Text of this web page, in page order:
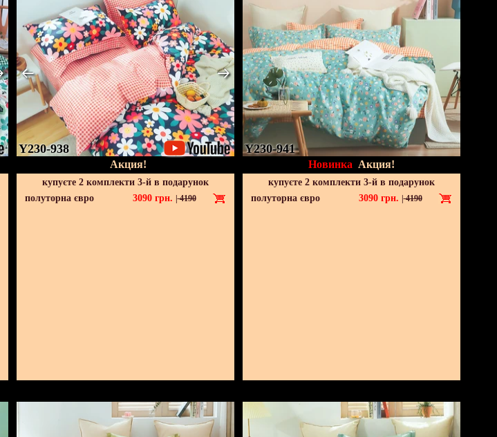
Y230-938
Акция!
купуєте 2 комплекти 3-й в подарунок
полуторна євро
3090 грн. |4190
Y230-941
Новинка Акция!
купуєте 2 комплекти 3-й в подарунок
полуторна євро
3090 грн. |4190